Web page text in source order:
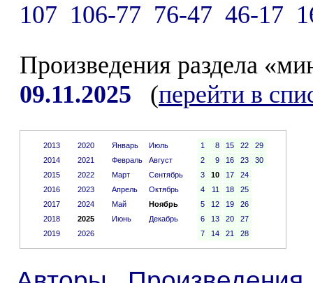
107 106-77 76-47 46-17
Произведения раздела
09.11.2025 (перейти в
2013
2014
2015
2016
2017
2018
2019
2020
2021
2022
2023
2024
2025
2026
Январь
Июль
Февраль
Август
Март
Сентябрь
Апрель
Октябрь
Май
Ноябрь
Июнь
Декабрь
1 8 15 22
29
2
9 16 23
30
3
10 17
24
4
11 18
25
5
12 19
26
6
13 20
27
7
14 21 28